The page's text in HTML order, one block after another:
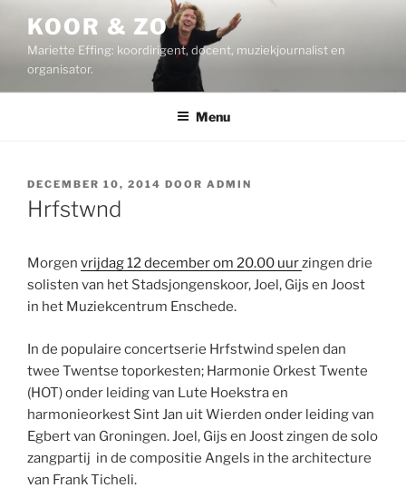
inhoud
KOOR & ZO
Mariette Effing: koordirigent, docent, muziekjournalist en
organisator.
Menu
GEPLAATST
OP
DECEMBER 10, 2014 DOOR ADMIN
Hrfstwnd
Morgen vrijdag 12 december om 20.00 uurzingen drie
solisten van het Stadsjongenskoor, Joel, Gijs en Joost
in het Muziekcentrum Enschede.
In de populaire concertserie Hrfstwind spelen dan
twee Twentse toporkesten; Harmonie Orkest Twente
(HOT) onder leiding van Lute Hoekstra en
harmonieorkest Sint Jan uit Wierden onder leiding van
Egbert van Groningen. Joel, Gijs en Joost zingen de solo
zangpartij in de compositie Angels in the architecture
van Frank Ticheli.